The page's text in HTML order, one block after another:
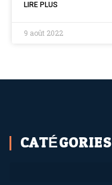
LIRE PLUS
9 août 2022
CATÉGORIES